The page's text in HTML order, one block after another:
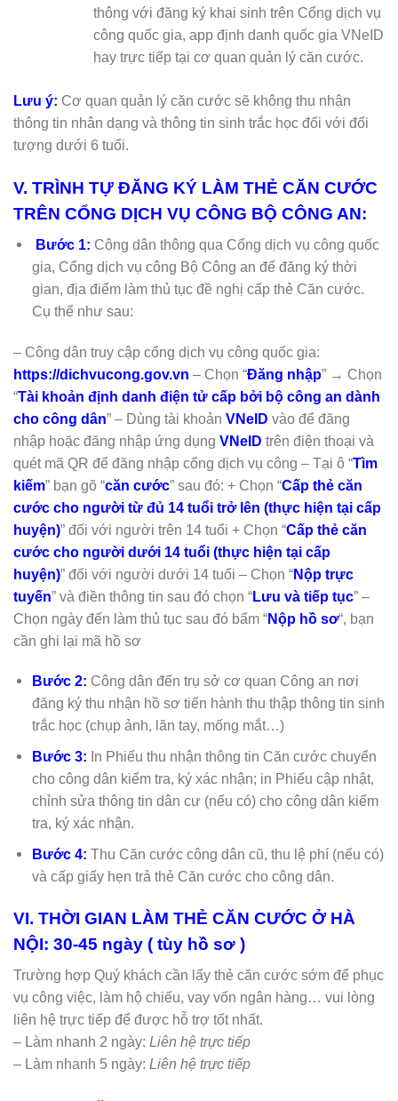
thông với đăng ký khai sinh trên Cổng dịch vụ
công quốc gia, app định danh quốc gia VNeID
hay trực tiếp tại cơ quan quản lý căn cước.
Lưu ý: Cơ quan quản lý căn cước sẽ không thu nhận
thông tin nhân dạng và thông tin sinh trắc học đối với đối
tượng dưới 6 tuổi.
V. TRÌNH TỰ ĐĂNG KÝ LÀM THẺ CĂN CƯỚC
TRÊN CỔNG DỊCH VỤ CÔNG BỘ CÔNG AN:
Bước 1: Công dân thông qua Cổng dịch vụ công quốc
gia, Cổng dịch vụ công Bộ Công an để đăng ký thời
gian, địa điểm làm thủ tục đề nghị cấp thẻ Căn cước.
Cụ thể như sau:
– Công dân truy cập cổng dịch vụ công quốc gia:
https://dichvucong.gov.vn – Chọn “Đăng nhập” → Chọn
“Tài khoản định danh điện tử cấp bởi bộ công an dành
cho công dân” – Dùng tài khoản VNeID vào để đăng
nhập hoặc đăng nhập ứng dụng VNeID trên điện thoại và
quét mã QR để đăng nhập cổng dịch vụ công – Tại ô “Tìm
kiếm” bạn gõ “căn cước” sau đó: + Chọn “Cấp thẻ căn
cước cho người từ đủ 14 tuổi trở lên (thực hiện tại cấp
huyện)” đối với người trên 14 tuổi + Chọn “Cấp thẻ căn
cước cho người dưới 14 tuổi (thực hiện tại cấp
huyện)” đối với người dưới 14 tuổi – Chọn “Nộp trực
tuyến” và điền thông tin sau đó chọn “Lưu và tiếp tục” –
Chọn ngày đến làm thủ tục sau đó bấm “Nộp hồ sơ“, bạn
cần ghi lại mã hồ sơ
Bước 2: Công dân đến trụ sở cơ quan Công an nơi
đăng ký thu nhận hồ sơ tiến hành thu thập thông tin sinh
trắc học (chụp ảnh, lăn tay, mống mắt…)
Bước 3: In Phiếu thu nhận thông tin Căn cước chuyển
cho công dân kiểm tra, ký xác nhận; in Phiếu cập nhật,
chỉnh sửa thông tin dân cư (nếu có) cho công dân kiểm
tra, ký xác nhận.
Bước 4: Thu Căn cước công dân cũ, thu lệ phí (nếu có)
và cấp giấy hẹn trả thẻ Căn cước cho công dân.
VI. THỜI GIAN LÀM THẺ CĂN CƯỚC Ở HÀ
NỘI: 30-45 ngày ( tùy hồ sơ )
Trường hợp Quý khách cần lấy thẻ căn cước sớm để phục
vụ công việc, làm hộ chiếu, vay vốn ngân hàng… vui lòng
liên hệ trực tiếp để được hỗ trợ tốt nhất.
– Làm nhanh 2 ngày: Liên hệ trực tiếp
– Làm nhanh 5 ngày: Liên hệ trực tiếp